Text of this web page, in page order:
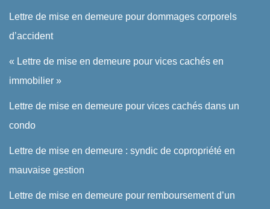
Lettre de mise en demeure pour dommages corporels
d’accident
« Lettre de mise en demeure pour vices cachés en
immobilier »
Lettre de mise en demeure pour vices cachés dans un
condo
Lettre de mise en demeure : syndic de copropriété en
mauvaise gestion
Lettre de mise en demeure pour remboursement d’un